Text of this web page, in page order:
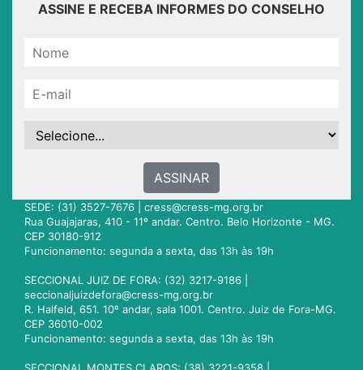
ASSINE E RECEBA INFORMES DO CONSELHO
ASSINAR
SEDE: (31) 3527-7676 | cress@cress-mg.org.br
Rua Guajajaras, 410 - 11º andar. Centro. Belo Horizonte - MG.
CEP 30180-912
Funcionamento: segunda a sexta, das 13h às 19h
SECCIONAL JUIZ DE FORA: (32) 3217-9186 |
seccionaljuizdefora@cress-mg.org.br
R. Halfeld, 651. 10º andar, sala 1001. Centro. Juiz de Fora-MG.
CEP 36010-002
Funcionamento: segunda a sexta, das 13h às 19h